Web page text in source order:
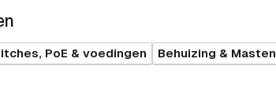
PoE & voedingen Behuizing & Masten